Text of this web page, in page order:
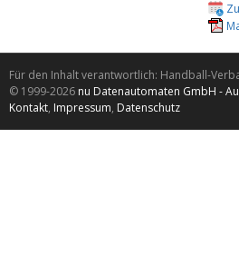
Für den Inhalt verantwortlich: Handball-
© 1999-2026 nu Datenautomaten GmbH -
Kontakt, Impressum, Datenschutz